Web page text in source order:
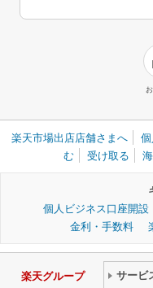
楽天市場出店店舗さまへ
む
受け取る
個人ビジネス口座開設
金利・手数料
楽天グループ サービ